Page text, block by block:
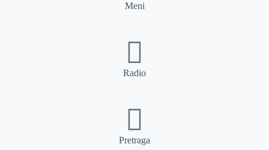
Meni
Radio
Pretraga